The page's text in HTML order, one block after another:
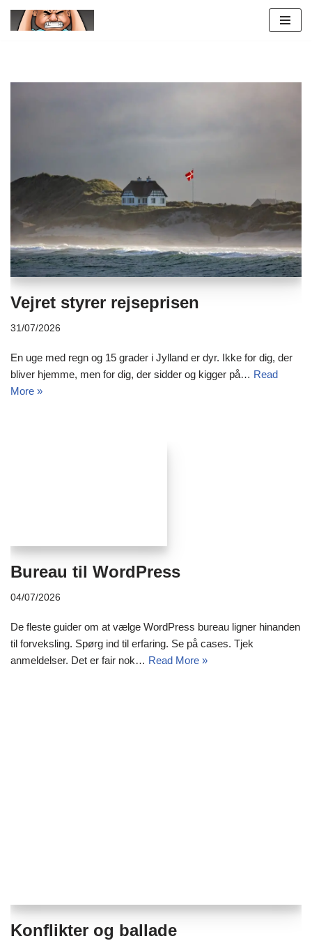
Vejret styrer rejseprisen
31/07/2026
En uge med regn og 15 grader i Jylland er dyr. Ikke for dig, der
bliver hjemme, men for dig, der sidder og kigger på… Read
More »
Bureau til WordPress
04/07/2026
De fleste guider om at vælge WordPress bureau ligner hinanden
til forveksling. Spørg ind til erfaring. Se på cases. Tjek
anmeldelser. Det er fair nok… Read More »
Konflikter og ballade